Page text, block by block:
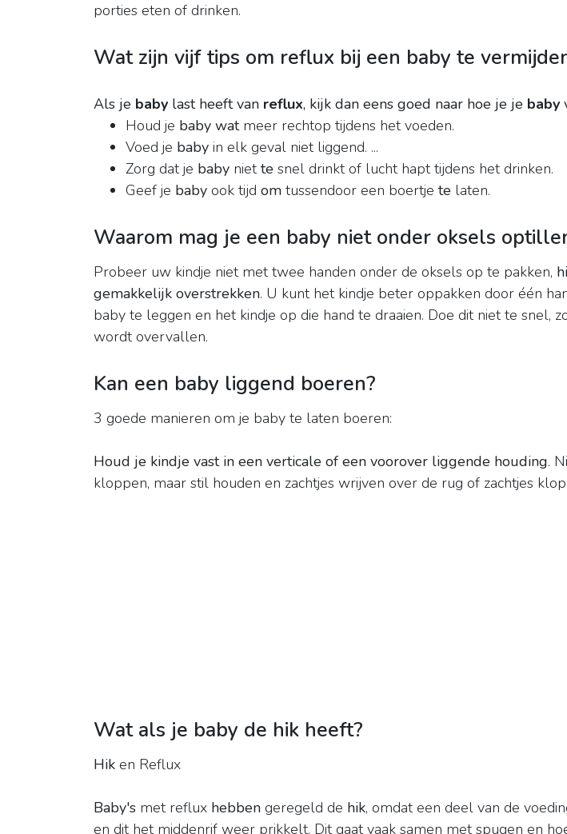
porties eten of drinken.
Wat zijn vijf tips om reflux bij een baby te
Als je baby last heeft van reflux, kijk dan eens goed naar hoe je je baby
Houd je baby watmeer rechtop tijdens het voeden.
Voed je baby in elk geval niet liggend. ...
Zorg dat je baby niette snel drinkt of lucht hapt tijdens het drinken.
Geef je baby ook tijd om tussendoor een boertje te laten.
Waarom mag je een baby niet onder oksels
Probeer uw kindje niet met twee handen onder de oksels op te pakken,
gemakkelijk overstrekken. U kunt het kindje beter oppakken door één
baby te leggen en het kindje op die hand te draaien. Doe dit niet te snel,
wordt overvallen.
Kan een baby liggend boeren?
3 goede manieren om je baby te laten boeren:
Houd je kindje vast in een verticale of een voorover liggende houding.
kloppen, maar stil houden en zachtjes wrijven over de rug of zachtjes
Wat als je baby de hik heeft?
Hik en Reflux
Baby's met reflux hebben geregeld de hik, omdat een deel van de
en dit het middenrif weer prikkelt. Dit gaat vaak samen met spugen en